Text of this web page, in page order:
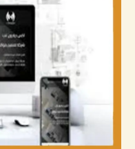
بلوحة